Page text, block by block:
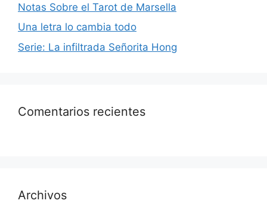
Notas Sobre el Tarot de Marsella
Una letra lo cambia todo
Serie: La infiltrada Señorita Hong
Comentarios recientes
Archivos